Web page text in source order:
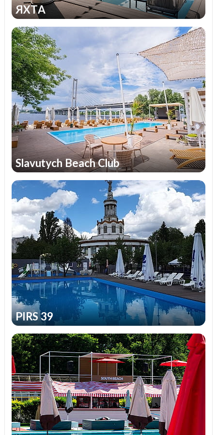
заведения можно в любое удобное время
суток и день недели. Потенциальным гостям
не понадобиться осуществлять
заблаговременную подготовку к поездке и
тратить собственное время на преодоление
внушительных расстояний для достижения
поставленной цели.
Необходимо учитывать, что многие
загородные резиденции позволяют
организовать великолепный отдых с детьми, с
семьей, партнерами по бизнесу, коллегами по
работе и прочее. Их особенностью является и
то, что зачастую комплексы располагаются в
экологически чистых, живописных и
действительно уникальных районах. В
большинстве случаев находятся они в
непосредственной близости к водоемам и
лесным массивам.
Если нет возможности выбраться на море, то
СПА комплексы, отели и клубы станут
отличной альтернативой, гарантирующей
быстрое абстрагирование от существующих
проблем и житейских неурядиц. В условиях
мегаполиса, они покажутся Вам настоящим
раем, способным предоставить
кратковременный, но полноценный отдых. У
потенциального клиента подобных заведений
появляется отличная возможность оценить
красоту окружающего мира, окунуться в
атмосферу тишины, спокойствия и вдохнуть
глоток свежего воздуха.
Условия пребывания
ЯХТА
Slavutych Beach Club
PIRS 39